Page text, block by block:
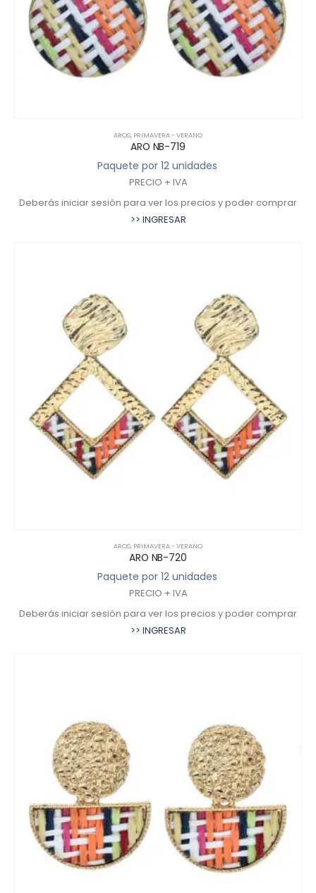
AROS, PRIMAVERA - VERANO
ARO NB-719
Paquete por 12 unidades
PRECIO + IVA
Deberás iniciar sesión para ver los precios y poder comprar
>> INGRESAR
AROS, PRIMAVERA - VERANO
ARO NB-720
Paquete por 12 unidades
PRECIO + IVA
Deberás iniciar sesión para ver los precios y poder comprar
>> INGRESAR